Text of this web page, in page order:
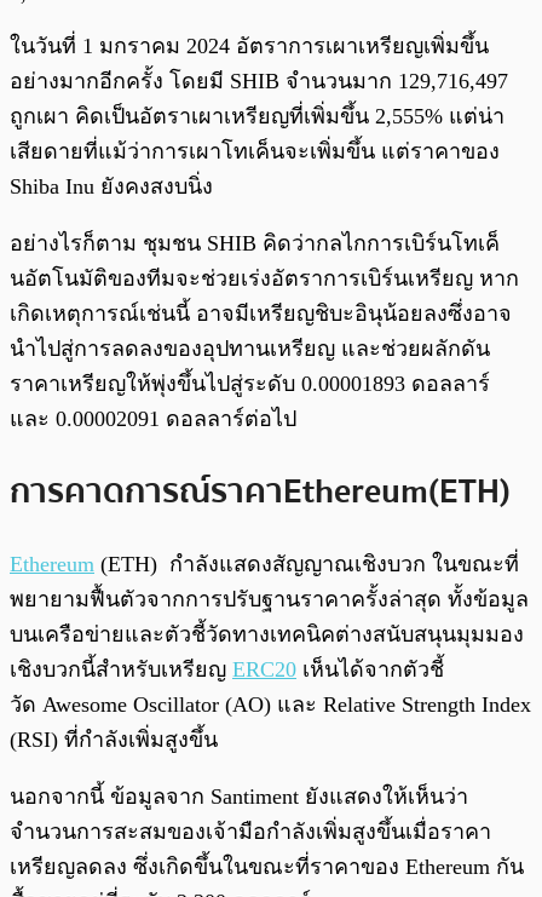
ในวันที่ 1 มกราคม 2024 อัตราการเผาเหรียญเพิ่มขึ้น
อย่างมากอีกครั้ง โดยมี SHIB จำนวนมาก 129,716,497
ถูกเผา คิดเป็นอัตราเผาเหรียญที่เพิ่มขึ้น 2,555% แต่น่า
เสียดายที่แม้ว่าการเผาโทเค็นจะเพิ่มขึ้น แต่ราคาของ
Shiba Inu ยังคงสงบนิ่ง
อย่างไรก็ตาม ชุมชน SHIB คิดว่ากลไกการเบิร์นโทเค็
นอัตโนมัติของทีมจะช่วยเร่งอัตราการเบิร์นเหรียญ หาก
เกิดเหตุการณ์เช่นนี้ อาจมีเหรียญชิบะอินุน้อยลงซึ่งอาจ
นำไปสู่การลดลงของอุปทานเหรียญ และช่วยผลักดัน
ราคาเหรียญให้พุ่งขึ้นไปสู่ระดับ 0.00001893 ดอลลาร์
และ 0.00002091 ดอลลาร์ต่อไป
การคาดการณ์ราคา Ethereum (ETH)
Ethereum (ETH) กำลังแสดงสัญญาณเชิงบวก ในขณะที่
พยายามฟื้นตัวจากการปรับฐานราคาครั้งล่าสุด ทั้งข้อมูล
บนเครือข่ายและตัวชี้วัดทางเทคนิคต่างสนับสนุนมุมมอง
เชิงบวกนี้สำหรับเหรียญ ERC20 เห็นได้จากตัวชี้
วัด Awesome Oscillator (AO) และ Relative Strength Index
(RSI) ที่กำลังเพิ่มสูงขึ้น
นอกจากนี้ ข้อมูลจาก Santiment ยังแสดงให้เห็นว่า
จำนวนการสะสมของเจ้ามือกำลังเพิ่มสูงขึ้นเมื่อราคา
เหรียญลดลง ซึ่งเกิดขึ้นในขณะที่ราคาของ Ethereum กัน